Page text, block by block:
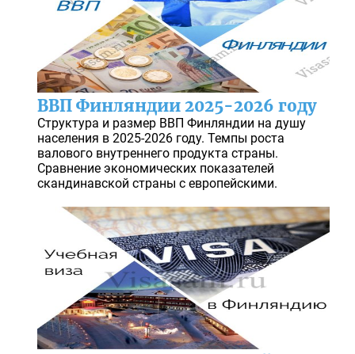
ВВП Финляндии 2025-2026 году
Структура и размер ВВП Финляндии на душу
населения в 2025-2026 году. Темпы роста
валового внутреннего продукта страны.
Сравнение экономических показателей
скандинавской страны с европейскими.